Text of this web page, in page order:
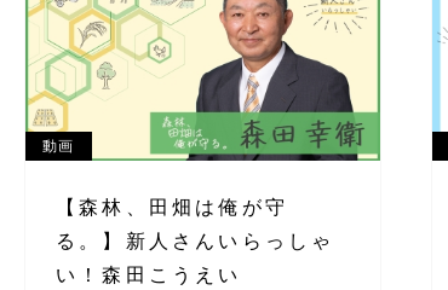
動画
【森林、田畑は俺が守
る。】新人さんいらっしゃ
い！森田こうえい